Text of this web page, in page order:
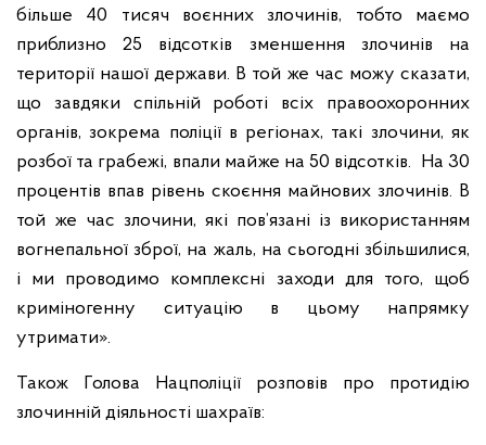
більше 40 тисяч воєнних злочинів, тобто маємо
приблизно 25 відсотків зменшення злочинів на
території нашої держави. В той же час можу сказати,
що завдяки спільній роботі всіх правоохоронних
органів, зокрема поліції в регіонах, такі злочини, як
розбої та грабежі, впали майже на 50 відсотків. На 30
процентів впав рівень скоєння майнових злочинів. В
той же час злочини, які пов’язані із використанням
вогнепальної зброї, на жаль, на сьогодні збільшилися,
і ми проводимо комплексні заходи для того, щоб
криміногенну ситуацію в цьому напрямку
утримати».
Також Голова Нацполіції розповів про протидію
злочинній діяльності шахраїв: